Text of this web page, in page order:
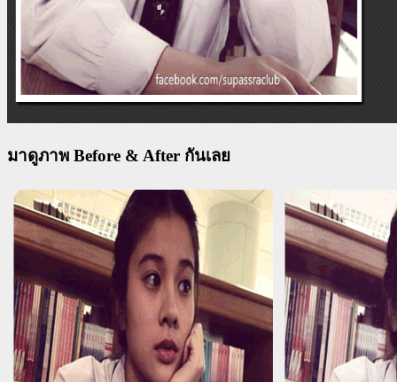
มาดูภาพ Before & After กันเลย